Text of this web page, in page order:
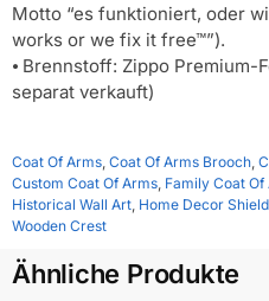
Motto “es funktioniert, oder
works or we fix it free™”).
⦁ Brennstoff: Zippo Premium-
separat verkauft)
Coat Of Arms Coat Of Arms Brooch
Custom Coat Of Arms Family Coat Of
Historical Wall Art Home Decor Shield
Wooden Crest
Ähnliche Produkte